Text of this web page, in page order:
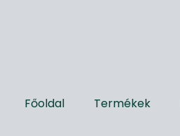
Főoldal Termékek